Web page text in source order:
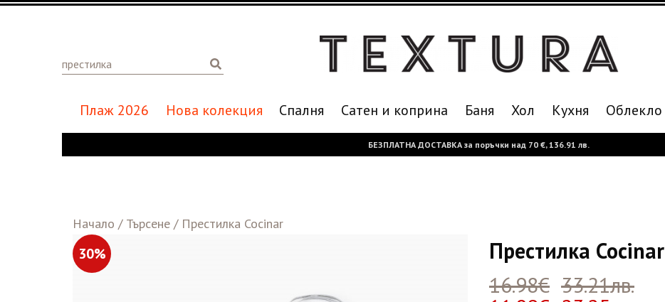
Плаж 2026 Нова колекция Спалня Сатен и коприна Баня Хол Кухня Oблекло
БЕЗПЛАТНА ДОСТАВКА за поръчки над 70 €,136.91 лв.
Начало / Търсене / Престилка Cocinar
30%
Престилка Cocinar
16.98€ 33.21лв.